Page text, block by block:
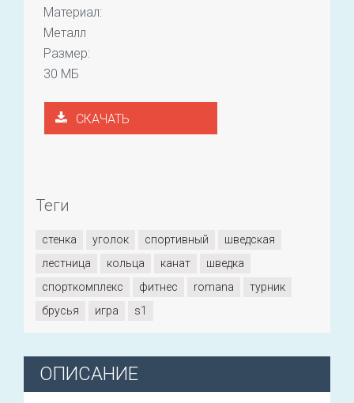
Материал:
Металл
Размер:
30 МБ
СКАЧАТЬ
Теги
стенка уголок спортивный
шведская
лестница
кольца канат
шведка
спорткомплекс
фитнес romana
турник
брусья
игра s1
ОПИСАНИЕ